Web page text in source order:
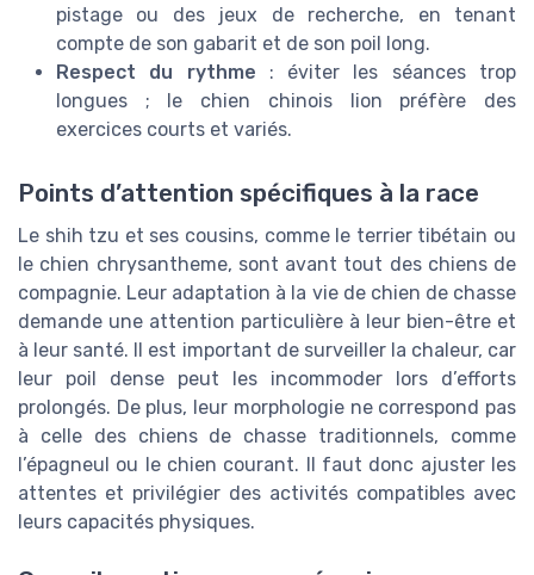
pistage ou des jeux de recherche, en tenant
compte de son gabarit et de son poil long.
Respect du rythme : éviter les séances trop
longues ; le chien chinois lion préfère des
exercices courts et variés.
Points d’attention spécifiques à la race
Le shih tzu et ses cousins, comme le terrier tibétain ou
le chien chrysantheme, sont avant tout des chiens de
compagnie. Leur adaptation à la vie de chien de chasse
demande une attention particulière à leur bien-être et
à leur santé. Il est important de surveiller la chaleur, car
leur poil dense peut les incommoder lors d’efforts
prolongés. De plus, leur morphologie ne correspond pas
à celle des chiens de chasse traditionnels, comme
l’épagneul ou le chien courant. Il faut donc ajuster les
attentes et privilégier des activités compatibles avec
leurs capacités physiques.